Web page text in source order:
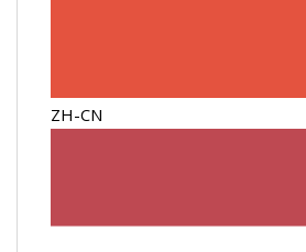
ZH-CN